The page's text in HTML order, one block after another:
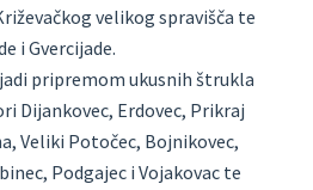
velikog spravišča te
i Gvercijade.
pripremom ukusnih štrukla
Dijankovec, Erdovec, Prikraj
Veliki Potočec, Bojnikovec,
Podgajec i Vojakovac te